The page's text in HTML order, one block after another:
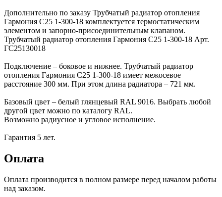
Дополнительно по заказу Трубчатый радиатор отопления
Гармония С25 1-300-18 комплектуется термостатическим
элементом и запорно-присоединительным клапаном.
Трубчатый радиатор отопления Гармония С25 1-300-18 Арт.
ГС25130018
Подключение – боковое и нижнее. Трубчатый радиатор
отопления Гармония С25 1-300-18 имеет межосевое
расстояние 300 мм. При этом длина радиатора – 721 мм.
Базовый цвет – белый глянцевый RAL 9016. Выбрать любой
другой цвет можно по каталогу RAL.
Возможно радиусное и угловое исполнение.
Гарантия 5 лет.
Оплата
Оплата производится в полном размере перед началом работы
над заказом.